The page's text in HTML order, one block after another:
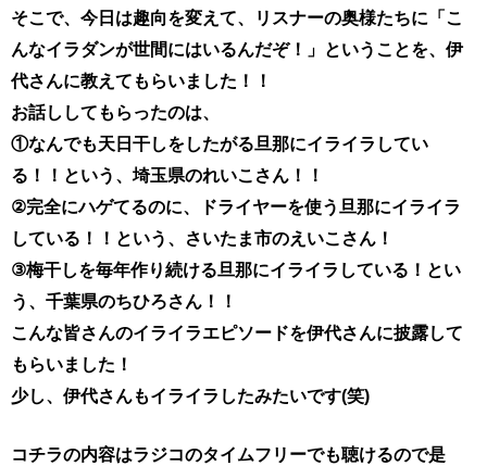
そこで、今日は趣向を変えて、リスナーの奥様たちに「こ
んなイラダンが世間にはいるんだぞ！」ということを、伊
代さんに教えてもらいました！！
お話ししてもらったのは、
①なんでも天日干しをしたがる旦那にイライラしてい
る！！という、埼玉県のれいこさん！！
②完全にハゲてるのに、ドライヤーを使う旦那にイライラ
している！！という、さいたま市のえいこさん！
③梅干しを毎年作り続ける旦那にイライラしている！とい
う、千葉県のちひろさん！！
こんな皆さんのイライラエピソードを伊代さんに披露して
もらいました！
少し、伊代さんもイライラしたみたいです(笑)
コチラの内容はラジコのタイムフリーでも聴けるので是